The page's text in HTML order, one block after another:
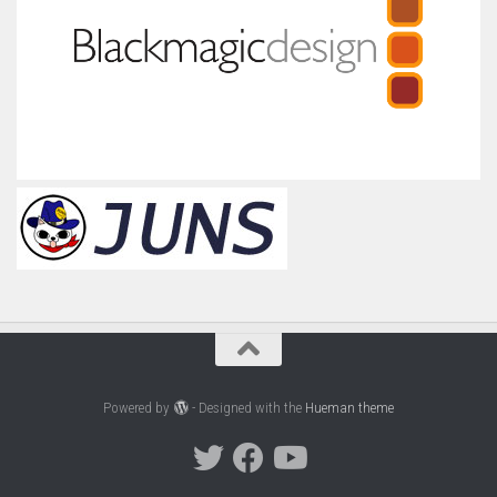
Powered by - Designed with the Hueman theme